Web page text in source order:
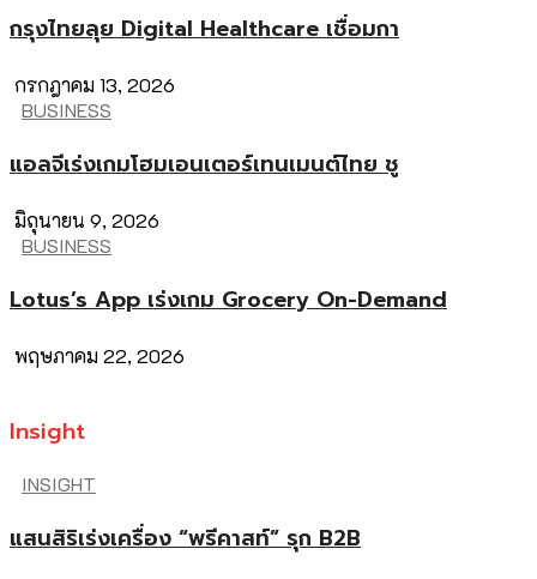
กรุงไทยลุย Digital Healthcare เชื่อมกา
กรกฎาคม 13, 2026
BUSINESS
แอลจีเร่งเกมโฮมเอนเตอร์เทนเมนต์ไทย ชู
มิถุนายน 9, 2026
BUSINESS
Lotus’s App เร่งเกม Grocery On-Demand
พฤษภาคม 22, 2026
Insight
INSIGHT
แสนสิริเร่งเครื่อง “พรีคาสท์” รุก B2B